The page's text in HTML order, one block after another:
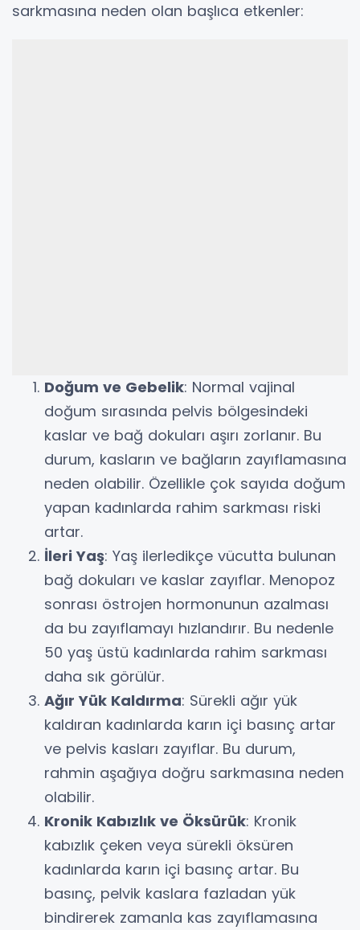
sarkmasına neden olan başlıca etkenler:
Doğum ve Gebelik: Normal vajinal
doğum sırasında pelvis bölgesindeki
kaslar ve bağ dokuları aşırı zorlanır. Bu
durum, kasların ve bağların zayıflamasına
neden olabilir. Özellikle çok sayıda doğum
yapan kadınlarda rahim sarkması riski
artar.
İleri Yaş: Yaş ilerledikçe vücutta bulunan
bağ dokuları ve kaslar zayıflar. Menopoz
sonrası östrojen hormonunun azalması
da bu zayıflamayı hızlandırır. Bu nedenle
50 yaş üstü kadınlarda rahim sarkması
daha sık görülür.
Ağır Yük Kaldırma: Sürekli ağır yük
kaldıran kadınlarda karın içi basınç artar
ve pelvis kasları zayıflar. Bu durum,
rahmin aşağıya doğru sarkmasına neden
olabilir.
Kronik Kabızlık ve Öksürük: Kronik
kabızlık çeken veya sürekli öksüren
kadınlarda karın içi basınç artar. Bu
basınç, pelvik kaslara fazladan yük
bindirerek zamanla kas zayıflamasına